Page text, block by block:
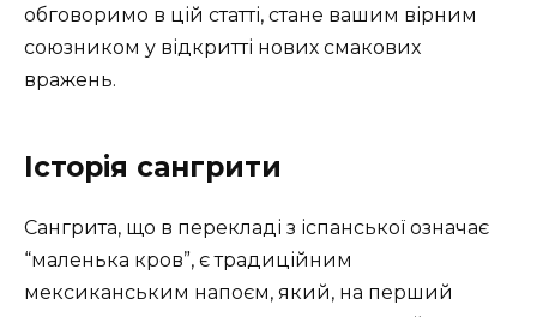
обговоримо в цій статті, стане вашим вірним
союзником у відкритті нових смакових
вражень.
Історія сангрити
Сангрита, що в перекладі з іспанської означає
“маленька кров”, є традиційним
мексиканським напоєм, який, на перший